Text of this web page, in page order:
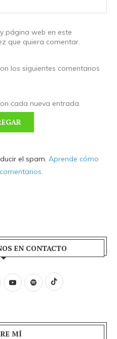
página web en este
que quiera comentar.
los siguientes comentarios
cada nueva entrada.
el spam. Aprende cómo
EN CONTACTO
MÍ